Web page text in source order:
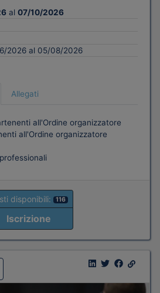
al 07/10/2026
2026 al 05/08/2026
Allegati
all'Ordine organizzatore
all'Ordine organizzatore
disponibili: 116
Iscrizione